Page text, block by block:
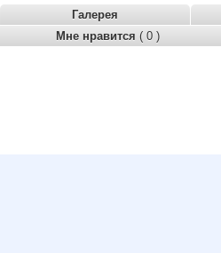
Галерея
Мне нравится ( 0 )